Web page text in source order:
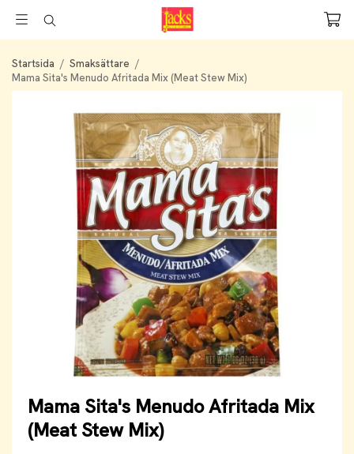
Startsida / Smaksättare /
Mama Sita's Menudo Afritada Mix (Meat Stew Mix)
Mama Sita's Menudo Afritada Mix
(Meat Stew Mix)